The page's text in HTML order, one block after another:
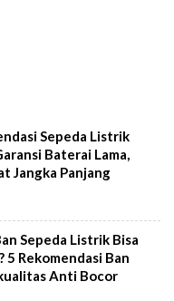
Sepeda Listrik
Baterai Lama,
Jangka Panjang
Sepeda Listrik Bisa
5 Rekomendasi Ban
Anti Bocor